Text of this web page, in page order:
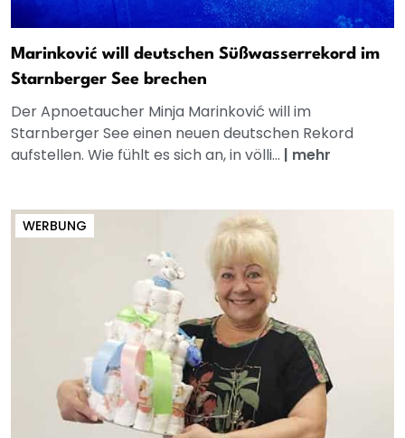
Marinković will deutschen Süßwasserrekord im
Starnberger See brechen
Der Apnoetaucher Minja Marinković will im
Starnberger See einen neuen deutschen Rekord
aufstellen. Wie fühlt es sich an, in völli... | mehr
WERBUNG